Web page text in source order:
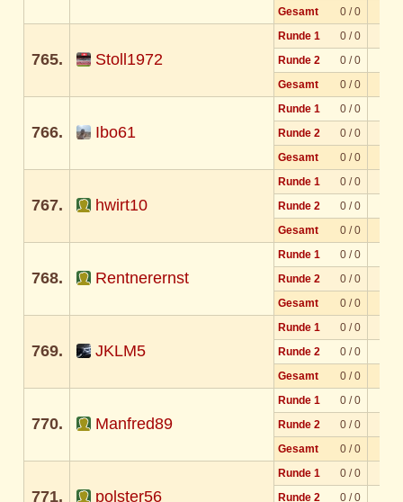
Gesamt
0 / 0
765. Stoll1972
Runde 1
0 / 0
Runde 2
0 / 0
Gesamt
0 / 0
766. Ibo61
Runde 1
0 / 0
Runde 2
0 / 0
Gesamt
0 / 0
767. hwirt10
Runde 1
0 / 0
Runde 2
0 / 0
Gesamt
0 / 0
768. Rentnerernst
Runde 1
0 / 0
Runde 2
0 / 0
Gesamt
0 / 0
769. JKLM5
Runde 1
0 / 0
Runde 2
0 / 0
Gesamt
0 / 0
770. Manfred89
Runde 1
0 / 0
Runde 2
0 / 0
Gesamt
0 / 0
771. polster56
Runde 1
0 / 0
Runde 2
0 / 0